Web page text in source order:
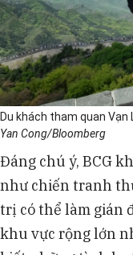
Du khách tham quan
Yan Cong/Bloomberg
Đáng chú ý, BCG
như chiến tranh
trị có thể làm gián
khu vực rộng lớn